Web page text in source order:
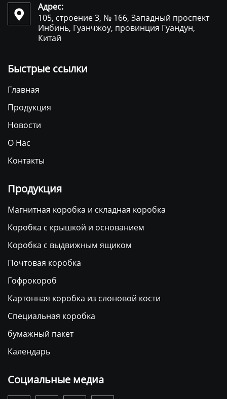

Адрес:
105, строение 3, № 166, Западный проспект
Инбинь, Гуанчжоу, провинция Гуандун,
Китай
Быстрые ссылки
Главная
Продукция
Новости
О Нас
Контакты
Продукция
Магнитная коробка и складная коробка
Коробка с крышкой и основанием
Коробка с выдвижным ящиком
Почтовая коробка
Гофрокороб
Картонная коробка из слоновой кости
Специальная коробка
бумажный пакет
Календарь
Социальные медиа